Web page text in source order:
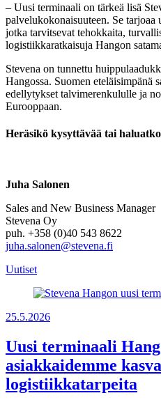
– Uusi terminaali on tärkeä lisä
palvelukokonaisuuteen. Se
jotka tarvitsevat tehokkaita,
logistiikkaratkaisuja Hangon
Stevena on tunnettu
Hangossa. Suomen eteläisimpänä
edellytykset talvimerenkululle ja
Eurooppaan.
Heräsikö kysyttävää tai
Juha Salonen
Sales and New Business Manager
Stevena Oy
puh. +358 (0)40 543 8622
juha.salonen@stevena.fi
Uutiset
25.5.2026
Uusi terminaali
asiakkaidemme
logistiikkatarpeita